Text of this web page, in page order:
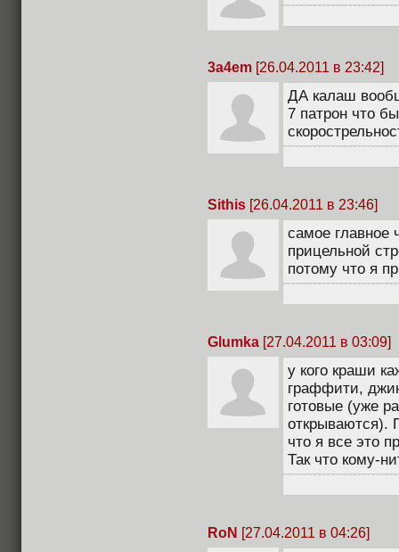
3a4em [26.04.2011 в 23:42]
ДА калаш
7 патрон что
Sithis [26.04.2011 в 23:46]
самое главное
прицельной
потому что я
Glumka [27.04.2011 в 03:09]
у кого краши
граффити,
готовые (уже
открываются).
что я все это
Так что кому-
RoN [27.04.2011 в 04:26]